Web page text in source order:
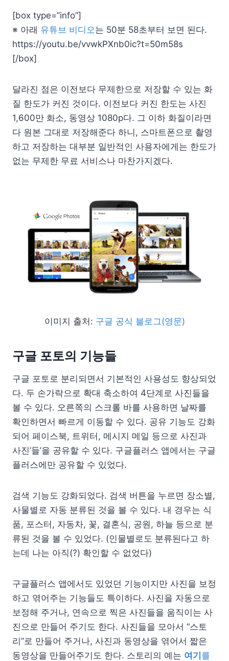
[box type=”info”]
※ 아래 유튜브 비디오는 50분 58초부터 보면 된다.
https://youtu.be/vvwkPXnb0ic?t=50m58s
[/box]
달라진 점은 이전보다 무제한으로 저장할 수 있는 화
질 한도가 커진 것이다. 이전보다 커진 한도는 사진
1,600만 화소, 동영상 1080p다. 그 이하 화질이라면
다 원본 그대로 저장해준다 하니, 스마트폰으로 촬영
하고 저장하는 대부분 일반적인 사용자에게는 한도가
없는 무제한 무료 서비스나 마찬가지겠다.
이미지 출처: 구글 공식 블로그(영문)
구글 포토의 기능들
구글 포토로 분리되면서 기본적인 사용성도 향상되었
다. 두 손가락으로 확대 축소하여 4단계로 사진들을
볼 수 있다. 오른쪽의 스크롤 바를 사용하면 날짜를
확인하면서 빠르게 이동할 수 있다. 공유 기능도 강화
되어 페이스북, 트위터, 메시지 메일 등으로 사진과
사진’들’을 공유할 수 있다. 구글플러스 앱에서는 구글
플러스에만 공유할 수 있었다.
검색 기능도 강화되었다. 검색 버튼을 누르면 장소별,
사물별로 자동 분류된 것을 볼 수 있다. 내 경우는 식
품, 포스터, 자동차, 꽃, 결혼식, 공원, 하늘 등으로 분
류된 것을 볼 수 있었다. (인물별로도 분류된다고 하
는데 나는 아직(?) 확인할 수 없었다)
구글플러스 앱에서도 있었던 기능이지만 사진을 보정
하고 엮어주는 기능들도 특이하다. 사진을 자동으로
보정해 주거나, 연속으로 찍은 사진들을 움직이는 사
진으로 만들어 주기도 한다. 사진들을 모아서 “스토
리”로 만들어 주거나, 사진과 동영상을 엮어서 짧은
동영상을 만들어주기도 한다. 스토리의 예는 여기를